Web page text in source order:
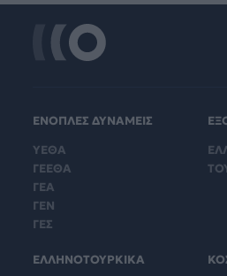
ΕΝΟΠΛΕΣ ΔΥΝΑΜΕΙΣ
ΥΕΘΑ
ΓΕΕΘΑ
ΓΕΑ
ΓΕΝ
ΓΕΣ
ΕΛΛΗΝΟΤΟΥΡΚΙΚΑ